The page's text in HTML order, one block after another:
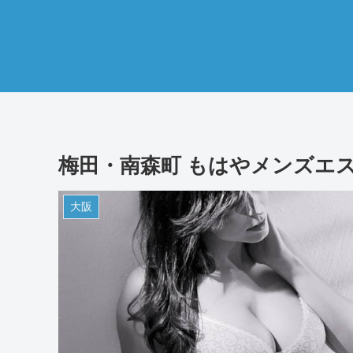
梅田・南森町 もはやメンズエ
大阪